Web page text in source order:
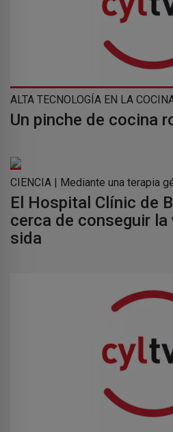
ALTA TECNOLOGÍA EN LA
Un pinche de cocina
CIENCIA | Mediante una terapia
El Hospital Clínic de
cerca de conseguir
sida